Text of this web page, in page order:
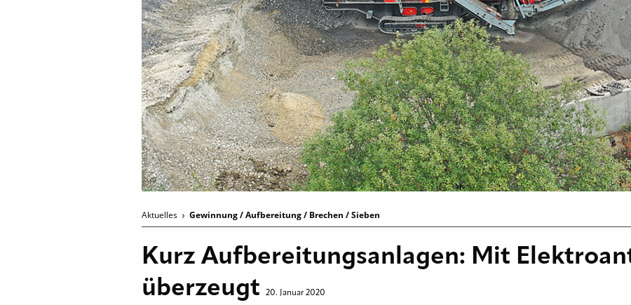
Aktuelles Gewinnung / Aufbereitung / Brechen / Sieben
Kurz Aufbereitungsanlagen: Mit
überzeugt
20. Januar 2020